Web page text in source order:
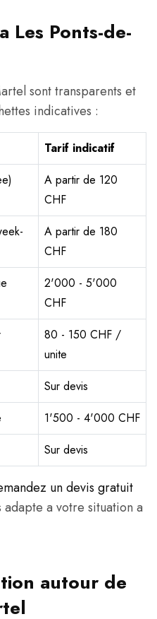
Les Ponts-de-
sont transparents et
indicatives :
Tarif indicatif
A partir de 120
CHF
A partir de 180
CHF
2'000 - 5'000
CHF
80 - 150 CHF /
unite
Sur devis
1'500 - 4'000 CHF
Sur devis
un devis gratuit
a votre situation a
autour de